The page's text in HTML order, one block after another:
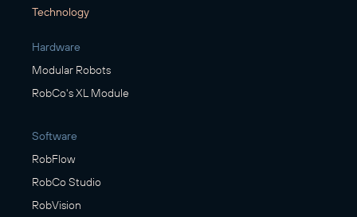
Technology
Hardware
Modular Robots
RobCo's XL Module
Software
RobFlow
RobCo Studio
RobVision